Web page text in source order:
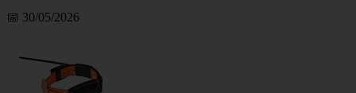
📅 30/05/2026